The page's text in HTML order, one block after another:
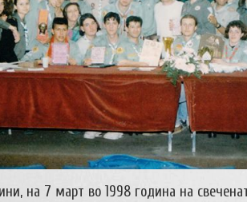
на 7 март во 1998 година на